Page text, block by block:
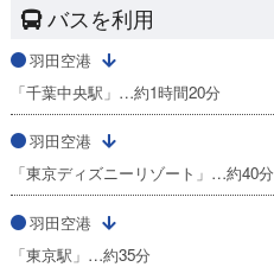
バスを利用
羽田空港
「千葉中央駅」…約1時間20分
羽田空港
「東京ディズニーリゾート」…約40分
羽田空港
「東京駅」…約35分